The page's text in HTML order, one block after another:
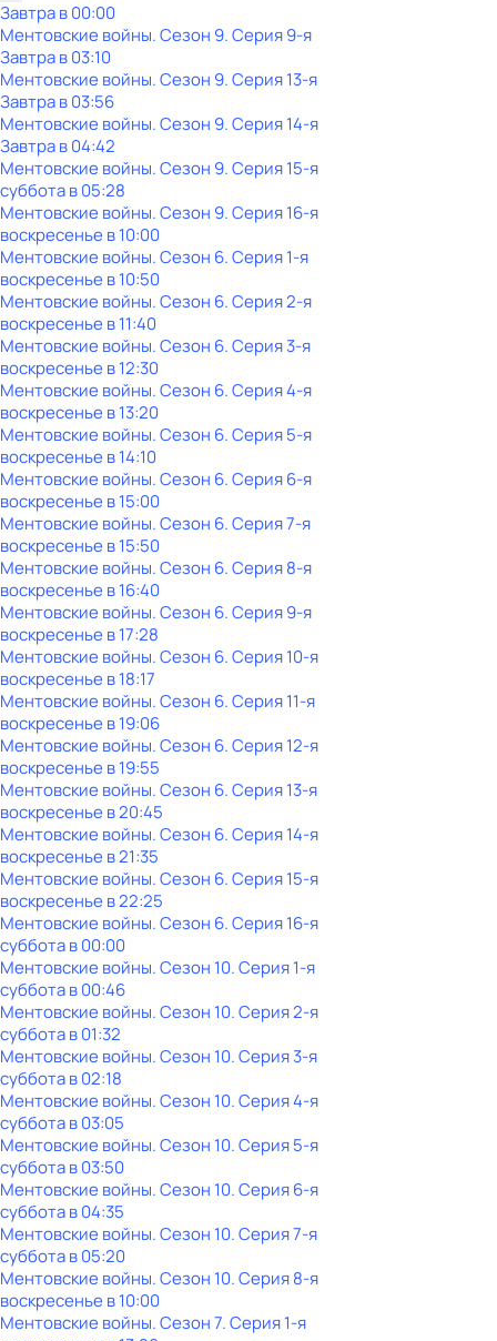
Завтра в 00:00
Ментовские войны. Сезон 9. Серия 9-я
Завтра в 03:10
Ментовские войны. Сезон 9. Серия 13-я
Завтра в 03:56
Ментовские войны. Сезон 9. Серия 14-я
Завтра в 04:42
Ментовские войны. Сезон 9. Серия 15-я
субботав05:28
Ментовские войны. Сезон 9. Серия 16-я
воскресенье в10:00
Ментовские войны. Сезон 6. Серия 1-я
воскресенье в10:50
Ментовские войны. Сезон 6. Серия 2-я
воскресенье в11:40
Ментовские войны. Сезон 6. Серия 3-я
воскресенье в12:30
Ментовские войны. Сезон 6. Серия 4-я
воскресенье в13:20
Ментовские войны. Сезон 6. Серия 5-я
воскресенье в14:10
Ментовские войны. Сезон 6. Серия 6-я
воскресенье в15:00
Ментовские войны. Сезон 6. Серия 7-я
воскресенье в15:50
Ментовские войны. Сезон 6. Серия 8-я
воскресенье в16:40
Ментовские войны. Сезон 6. Серия 9-я
воскресенье в17:28
Ментовские войны. Сезон 6. Серия 10-я
воскресенье в18:17
Ментовские войны. Сезон 6. Серия 11-я
воскресенье в19:06
Ментовские войны. Сезон 6. Серия 12-я
воскресенье в19:55
Ментовские войны. Сезон 6. Серия 13-я
воскресенье в20:45
Ментовские войны. Сезон 6. Серия 14-я
воскресенье в21:35
Ментовские войны. Сезон 6. Серия 15-я
воскресенье в22:25
Ментовские войны. Сезон 6. Серия 16-я
субботав00:00
Ментовские войны. Сезон 10. Серия 1-я
субботав00:46
Ментовские войны. Сезон 10. Серия 2-я
субботав01:32
Ментовские войны. Сезон 10. Серия 3-я
субботав02:18
Ментовские войны. Сезон 10. Серия 4-я
субботав03:05
Ментовские войны. Сезон 10. Серия 5-я
субботав03:50
Ментовские войны. Сезон 10. Серия 6-я
субботав04:35
Ментовские войны. Сезон 10. Серия 7-я
субботав05:20
Ментовские войны. Сезон 10. Серия 8-я
воскресенье в10:00
Ментовские войны. Сезон 7. Серия 1-я